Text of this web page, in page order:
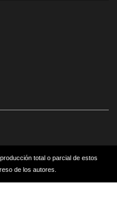
total o parcial de estos
de los autores.